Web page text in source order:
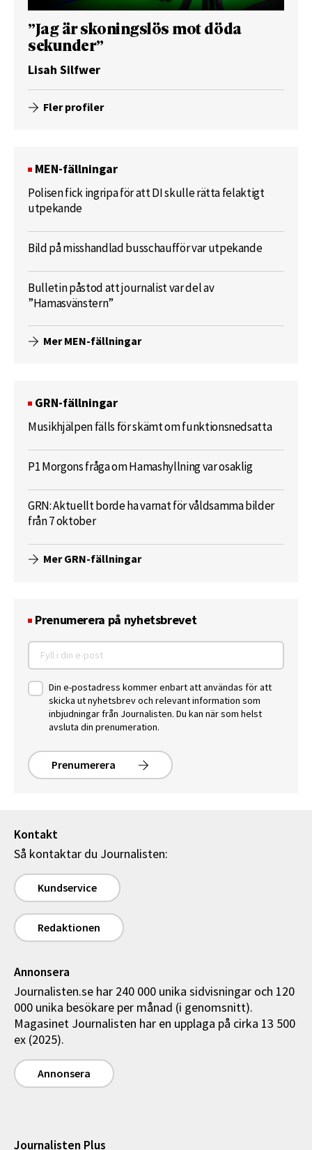
”Jag är skoningslös mot döda
sekunder”
Lisah Silfwer
Fler profiler
MEN-fällningar
Polisen fick ingripa för att DI skulle rätta felaktigt
utpekande
Bild på misshandlad busschaufför var utpekande
Bulletin påstod att journalist var del av
”Hamasvänstern”
Mer MEN-fällningar
GRN-fällningar
Musikhjälpen fälls för skämt om funktionsnedsatta
P1 Morgons fråga om Hamashyllning var osaklig
GRN: Aktuellt borde ha varnat för våldsamma bilder
från 7 oktober
Mer GRN-fällningar
Prenumerera på nyhetsbrevet
Din e-postadress kommer enbart att användas för att
skicka ut nyhetsbrev och relevant information som
inbjudningar från Journalisten. Du kan när som helst
avsluta din prenumeration.
Prenumerera
Kontakt
Så kontaktar du Journalisten:
Kundservice
Redaktionen
Annonsera
Journalisten.se har 240 000 unika sidvisningar och 120
000 unika besökare per månad (i genomsnitt).
Magasinet Journalisten har en upplaga på cirka 13 500
ex (2025).
Annonsera
Journalisten Plus